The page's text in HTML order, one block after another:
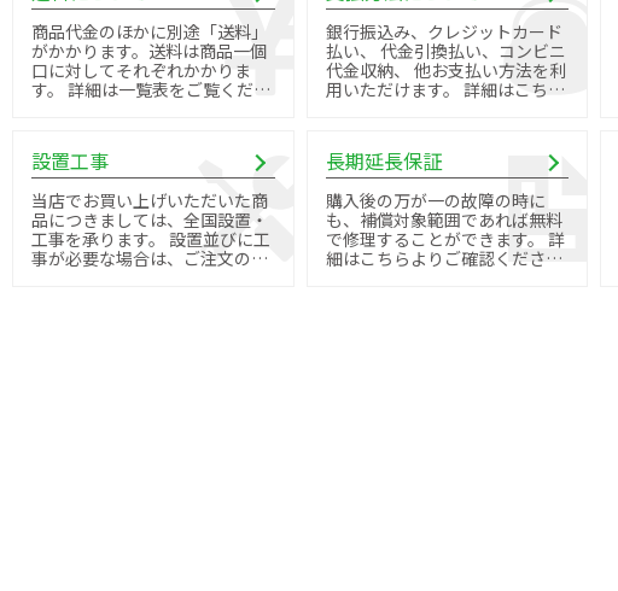
商品代金のほかに別途「送料」
がかかります。送料は商品一個
口に対してそれぞれかかりま
す。 詳細は一覧表をご覧くださ
銀行振込み、クレジットカード
払い、 代金引換払い、コンビニ
代金収納、 他お支払い方法を利
用いただけます。 詳細はこちら
設置工事
当店でお買い上げいただいた商
品につきましては、全国設置・
工事を承ります。 設置並びに工
事が必要な場合は、ご注文の際
長期延長保証
購入後の万が一の故障の時に
も、補償対象範囲であれば無料
で修理することができます。 詳
細はこちらよりご確認くださ